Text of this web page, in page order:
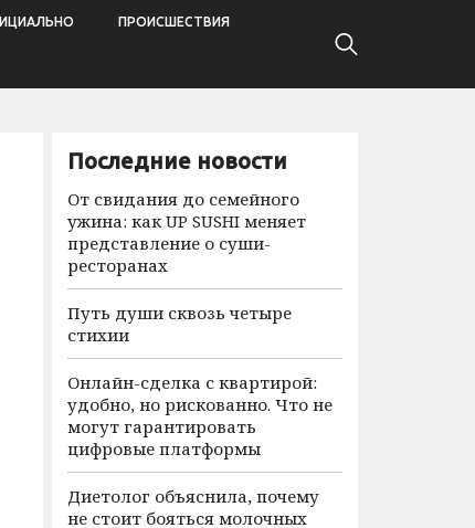
ПРОИСШЕСТВИЯ
Последние новости
От свидания до семейного
ужина: как UP SUSHI меняет
представление о суши-
ресторанах
Путь души сквозь четыре
стихии
Онлайн-сделка с квартирой:
удобно, но рискованно. Что не
могут гарантировать
цифровые платформы
Диетолог объяснила, почему
не стоит бояться молочных